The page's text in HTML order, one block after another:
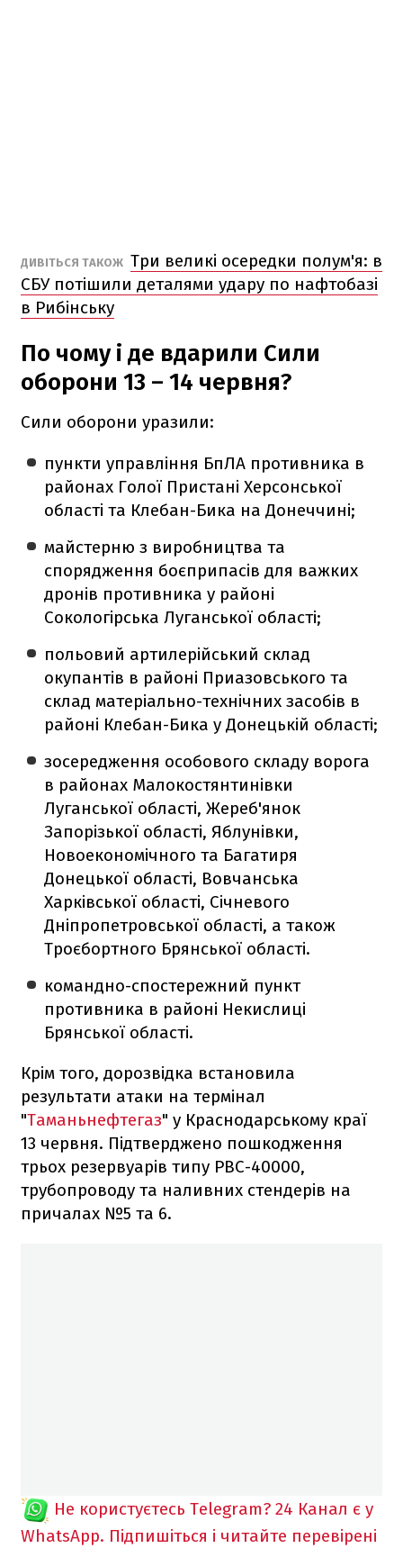
ДИВІТЬСЯ ТАКОЖ Три великі осередки полум'я: в
СБУ потішили деталями удару по нафтобазі
в Рибінську
По чому і де вдарили Сили
оборони 13 – 14 червня?
Сили оборони уразили:
пункти управління БпЛА противника в
районах Голої Пристані Херсонської
області та Клебан-Бика на Донеччині;
майстерню з виробництва та
спорядження боєприпасів для важких
дронів противника у районі
Сокологірська Луганської області;
польовий артилерійський склад
окупантів в районі Приазовського та
склад матеріально-технічних засобів в
районі Клебан-Бика у Донецькій області;
зосередження особового складу ворога
в районах Малокостянтинівки
Луганської області, Жереб'янок
Запорізької області, Яблунівки,
Новоекономічного та Багатиря
Донецької області, Вовчанська
Харківської області, Січневого
Дніпропетровської області, а також
Троєбортного Брянської області.
командно-спостережний пункт
противника в районі Некислиці
Брянської області.
Крім того, дорозвідка встановила
результати атаки на термінал
"Таманьнефтегаз" у Краснодарському краї
13 червня. Підтверджено пошкодження
трьох резервуарів типу РВС-40000,
трубопроводу та наливних стендерів на
причалах №5 та 6.
Не користуєтесь Telegram? 24 Канал є у
WhatsApp. Підпишіться і читайте перевірені